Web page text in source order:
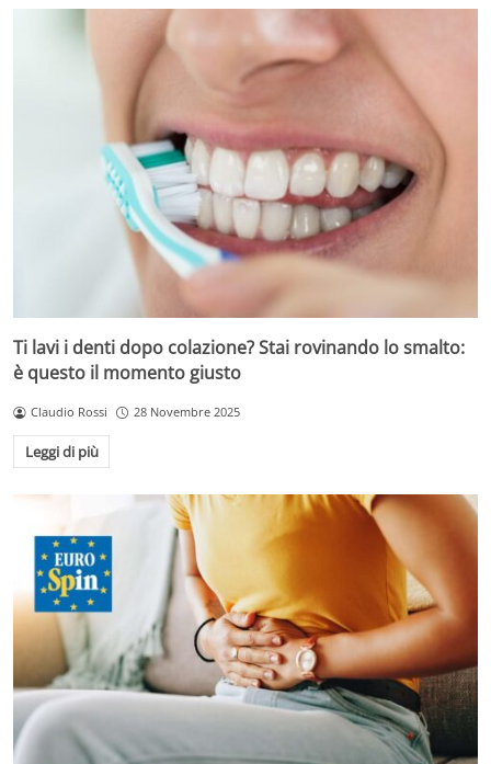
Ti lavi i denti dopo colazione? Stai rovinando lo smalto:
è questo il momento giusto
Claudio Rossi 28 Novembre 2025
Leggi di più